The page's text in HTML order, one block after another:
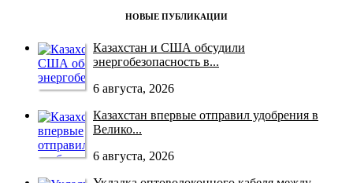
НОВЫЕ ПУБЛИКАЦИИ
Казахстан и США обсудили
энергобезопасность в...
6 августа, 2026
Казахстан впервые отправил удобрения в
Велико...
6 августа, 2026